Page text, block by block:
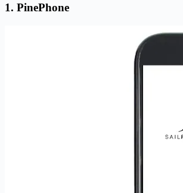
1. PinePhone